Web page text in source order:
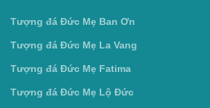
Tượng đá Đức Mẹ Ban Ơn
Tượng đá Đức Mẹ La Vang
Tượng đá Đức Mẹ Fatima
Tượng đá Đức Mẹ Lộ Đức